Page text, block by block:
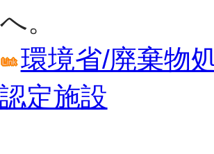
。
環境省/廃棄物
定施設